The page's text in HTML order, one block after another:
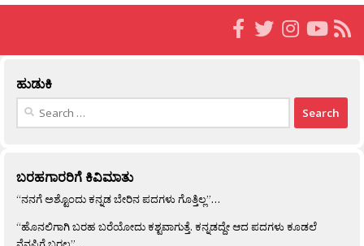
ಹುಡುಕಿ
Search
ಬರಹಗಾರರಿಗೆ ಕಿವಿಮಾತು
“ನನಗೆ ಅಶ್ಟೊಂದು ಕನ್ನಡ ಬೇರಿನ ಪದಗಳು ಗೊತ್ತಿಲ್ಲ”…
“ಹೊನಲಿಗಾಗಿ ಬರಹ ಬರೆಯೋದು ಕಶ್ಟವಾಗುತ್ತೆ. ಕನ್ನಡದ್ದೇ ಆದ ಪದಗಳು ಕೂಡಲೆ